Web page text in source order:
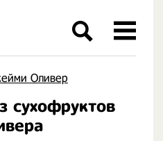
Оливер
сухофруктов